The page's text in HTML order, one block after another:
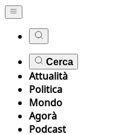
Cerca
Attualità
Politica
Mondo
Agorà
Podcast